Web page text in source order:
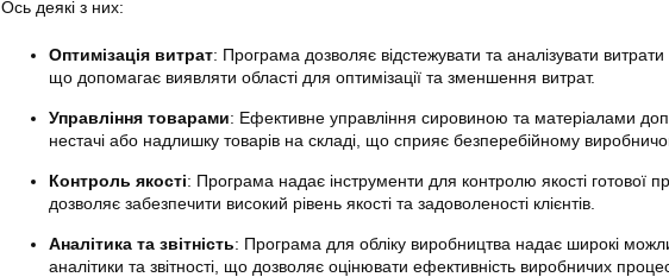
Ось деякі з них:
Оптимізація витрат: Програма дозволяє відстежувати та аналізувати
що допомагає виявляти області для оптимізації та зменшення витрат.
Управління товарами: Ефективне управління сировиною та матеріалами
нестачі або надлишку товарів на складі, що сприяє безперебійному
Контроль якості: Програма надає інструменти для контролю якості готової
дозволяє забезпечити високий рівень якості та задоволеності клієнтів.
Аналітика та звітність: Програма для обліку виробництва надає широкі
аналітики та звітності, що дозволяє оцінювати ефективність виробничих